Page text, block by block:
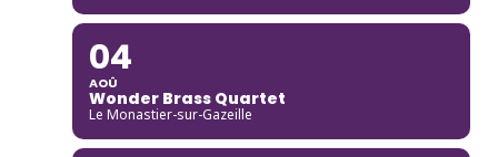
04
AOÛ
Wonder Brass Quartet
Le Monastier-sur-Gazeille